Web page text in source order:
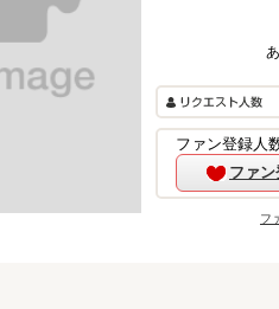
ファン登録人
ファ
フ
ご購入はこ